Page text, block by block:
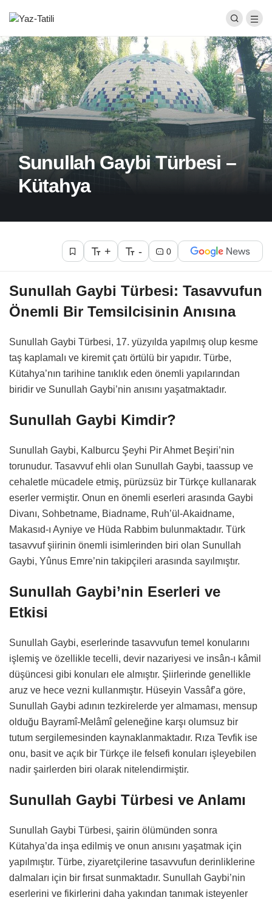
Sunullah Gaybi Türbesi –
Kütahya
+ - 0
Sunullah Gaybi Türbesi: Tasavvufun
Önemli Bir Temsilcisinin Anısına
Sunullah Gaybi Türbesi, 17. yüzyılda yapılmış olup kesme
taş kaplamalı ve kiremit çatı örtülü bir yapıdır. Türbe,
Kütahya’nın tarihine tanıklık eden önemli yapılarından
biridir ve Sunullah Gaybi’nin anısını yaşatmaktadır.
Sunullah Gaybi Kimdir?
Sunullah Gaybi, Kalburcu Şeyhi Pir Ahmet Beşiri’nin
torunudur. Tasavvuf ehli olan Sunullah Gaybi, taassup ve
cehaletle mücadele etmiş, pürüzsüz bir Türkçe kullanarak
eserler vermiştir. Onun en önemli eserleri arasında Gaybi
Divanı, Sohbetname, Biadname, Ruh’ül-Akaidname,
Makasıd-ı Ayniye ve Hüda Rabbim bulunmaktadır. Türk
tasavvuf şiirinin önemli isimlerinden biri olan Sunullah
Gaybi, Yûnus Emre’nin takipçileri arasında sayılmıştır.
Sunullah Gaybi’nin Eserleri ve
Etkisi
Sunullah Gaybi, eserlerinde tasavvufun temel konularını
işlemiş ve özellikle tecelli, devir nazariyesi ve insân-ı kâmil
düşüncesi gibi konuları ele almıştır. Şiirlerinde genellikle
aruz ve hece vezni kullanmıştır. Hüseyin Vassâf’a göre,
Sunullah Gaybi adının tezkirelerde yer almaması, mensup
olduğu Bayramî-Melâmî geleneğine karşı olumsuz bir
tutum sergilemesinden kaynaklanmaktadır. Rıza Tevfik ise
onu, basit ve açık bir Türkçe ile felsefi konuları işleyebilen
nadir şairlerden biri olarak nitelendirmiştir.
Sunullah Gaybi Türbesi ve Anlamı
Sunullah Gaybi Türbesi, şairin ölümünden sonra
Kütahya’da inşa edilmiş ve onun anısını yaşatmak için
yapılmıştır. Türbe, ziyaretçilerine tasavvufun derinliklerine
dalmaları için bir fırsat sunmaktadır. Sunullah Gaybi’nin
eserlerini ve fikirlerini daha yakından tanımak isteyenler